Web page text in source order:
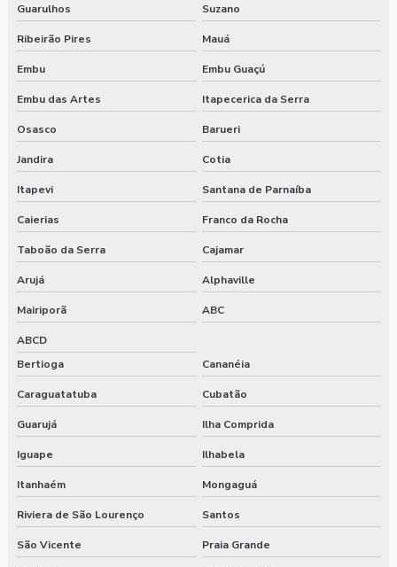
Guarulhos Suzano
Ribeirão Pires Mauá
Embu Embu Guaçú
Embu das Artes Itapecerica da Serra
Osasco Barueri
Jandira Cotia
Itapevi Santana de Parnaíba
Caierias Franco da Rocha
Taboão da Serra Cajamar
Arujá Alphaville
Mairiporã ABC
ABCD
Bertioga
Cananéia
Caraguatatuba Cubatão
Guarujá Ilha Comprida
Iguape Ilhabela
Itanhaém Mongaguá
Riviera de São Lourenço Santos
São Vicente Praia Grande